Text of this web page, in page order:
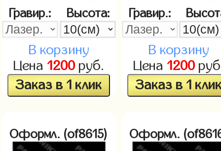
Гравир.: Высота:
В корзину
Цена 1200руб.
Заказ в 1 клик
Гравир.:
В корзину
Цена 1200
Заказ в 1
Оформл. (of8615) Оформл.